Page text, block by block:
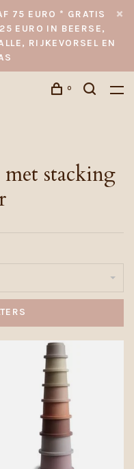
75 EURO * GRATIS
EURO IN BEERSE,
RIJKEVORSEL EN
0
stacking